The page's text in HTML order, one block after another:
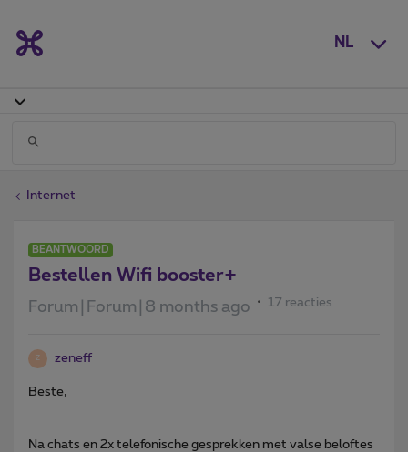
NL
Internet
BEANTWOORD
Bestellen Wifi booster+
Forum|Forum|8 months ago 17 reacties
Z zeneff
Beste,
Na chats en 2x telefonische gesprekken met valse beloftes